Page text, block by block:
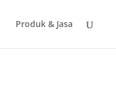
Produk & Jasa